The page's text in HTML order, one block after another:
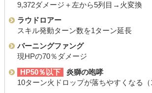
9,372ダメージ＋左から5列目→火変換
ラウドロアー
スキル発動ターン数を1ターン延長
バーニングファング
現HPの70％ダメージ
HP50％以下
炎獅の咆哮
10ターン火ドロップが落ちやすくなる（